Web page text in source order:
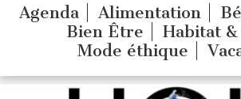
Agenda Alimentation
Bien Être
Habitat
Mode éthique